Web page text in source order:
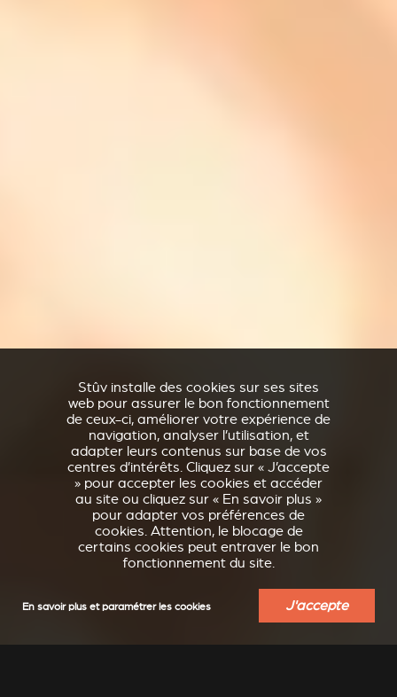
Stûv installe des cookies sur ses sites
web pour assurer le bon fonctionnement
de ceux-ci, améliorer votre expérience de
navigation, analyser l’utilisation, et
adapter leurs contenus sur base de vos
centres d’intérêts. Cliquez sur « J’accepte
» pour accepter les cookies et accéder
au site ou cliquez sur « En savoir plus »
pour adapter vos préférences de
cookies. Attention, le blocage de
certains cookies peut entraver le bon
fonctionnement du site.
En savoir plus et paramétrer les cookies J'accepte